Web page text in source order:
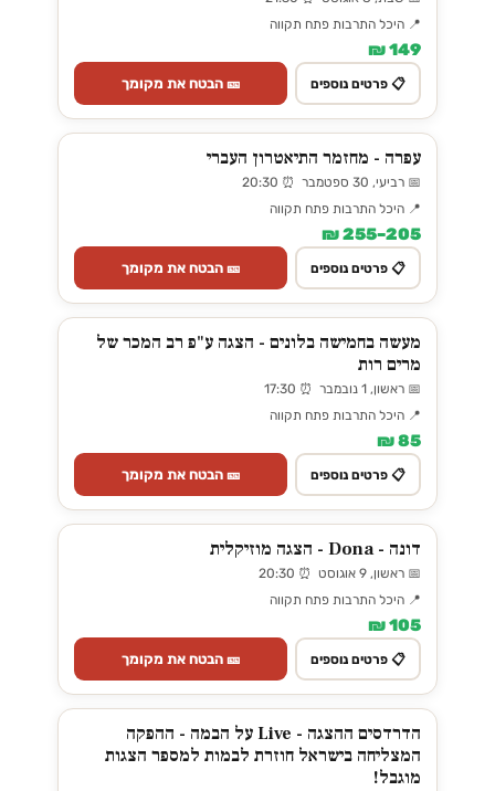
📍 היכל התרבות פתח תקווה
149 ₪
📋 פרטים נוספים 🎫 הבטח את מקומך
עפרה - מחזמר התיאטרון העברי
📅 רביעי, 30 ספטמבר ⏰ 20:30
📍 היכל התרבות פתח תקווה
205–255 ₪
📋 פרטים נוספים 🎫 הבטח את מקומך
מעשה בחמישה בלונים - הצגה ע"פ רב המכר של
מרים רות
📅 ראשון, 1 נובמבר ⏰ 17:30
📍 היכל התרבות פתח תקווה
85 ₪
📋 פרטים נוספים 🎫 הבטח את מקומך
דונה - Dona - הצגה מוזיקלית
📅 ראשון, 9 אוגוסט ⏰ 20:30
📍 היכל התרבות פתח תקווה
105 ₪
📋 פרטים נוספים 🎫 הבטח את מקומך
הדרדסים ההצגה - Live על הבמה - ההפקה
המצליחה בישראל חוזרת לבמות למספר הצגות
מוגבל!